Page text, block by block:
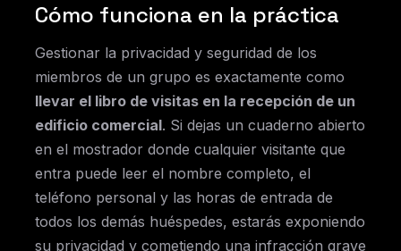
Cómo funciona en la práctica
Gestionar la privacidad y seguridad de los
miembros de un grupo es exactamente como
llevar el libro de visitas en la recepción de un
edificio comercial. Si dejas un cuaderno abierto
en el mostrador donde cualquier visitante que
entra puede leer el nombre completo, el
teléfono personal y las horas de entrada de
todos los demás huéspedes, estarás exponiendo
su privacidad y cometiendo una infracción grave